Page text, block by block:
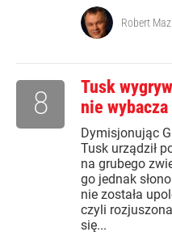
Robert
Tusk
nie wybacza
Dymisjonując
Tusk urządził
na grubego
go jednak
nie została
czyli
się...
8